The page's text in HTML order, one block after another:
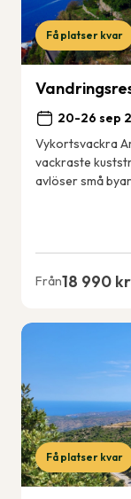
Få platser kvar
20-26 sep
Vykortsvackra
vackraste
avlöser små
Från18 990 kr
Få platser kvar